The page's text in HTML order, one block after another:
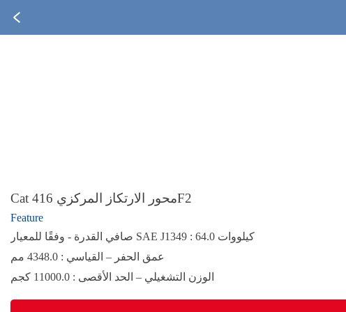
Cat محور الارتكاز المركزي 416F2
Feature
صافي القدرة - وفقًا للمعيار SAE J1349 : 64.0 كيلووات
عمق الحفر – القياسي : 4348.0 مم
الوزن التشغيلي – الحد الأقصى : 11000.0 كجم